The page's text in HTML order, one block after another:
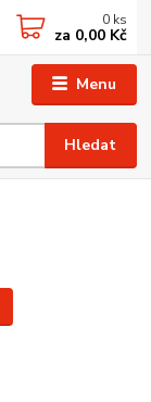
Menu
Hledat
0 ks
za 0,00 Kč